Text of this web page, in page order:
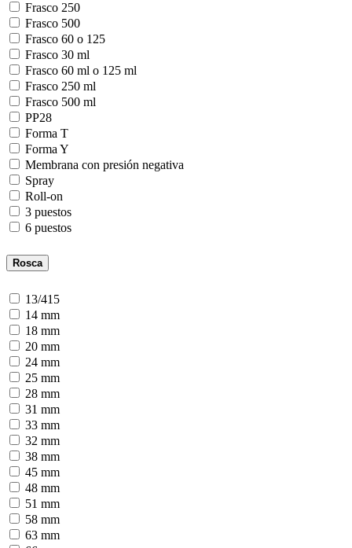
Frasco 250
Frasco 500
Frasco 60 o 125
Frasco 30 ml
Frasco 60 ml o 125 ml
Frasco 250 ml
Frasco 500 ml
PP28
Forma T
Forma Y
Membrana con presión negativa
Spray
Roll-on
3 puestos
6 puestos
Rosca
13/415
14 mm
18 mm
20 mm
24 mm
25 mm
28 mm
31 mm
33 mm
32 mm
38 mm
45 mm
48 mm
51 mm
58 mm
63 mm